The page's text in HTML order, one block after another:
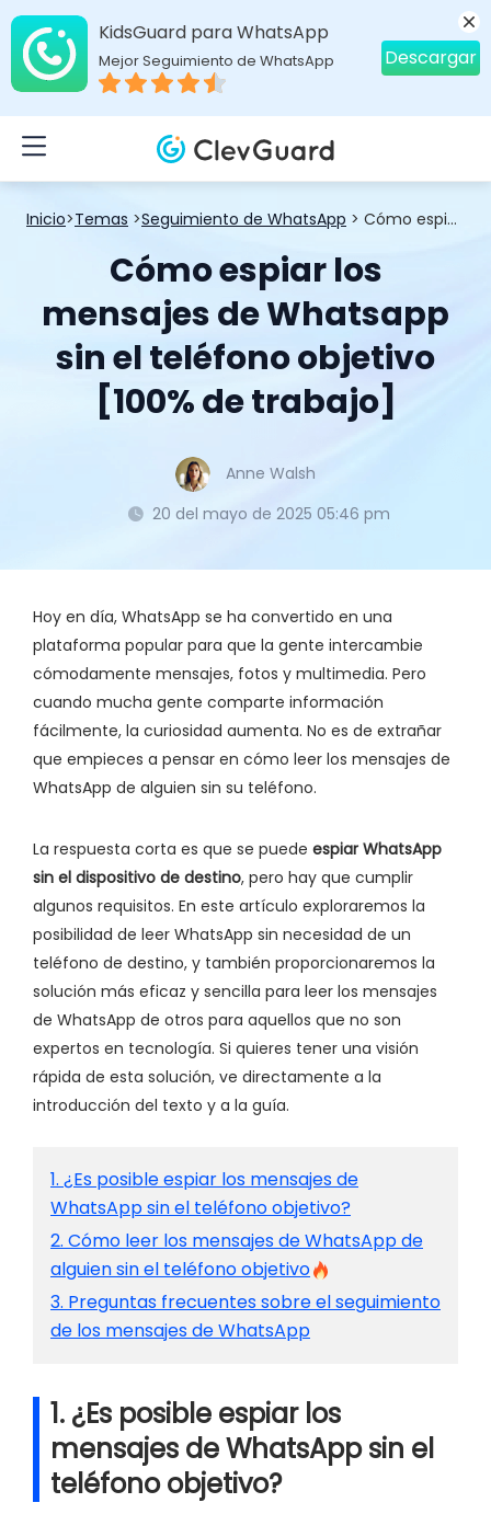
Inicio>Temas >Seguimiento de WhatsApp > Cómo espiar los mensajes de Whatsapp sin el teléfono objetivo [100% de trabajo]
Cómo espiar los
mensajes de Whatsapp
sin el teléfono objetivo
[100% de trabajo]
Anne Walsh
20 del mayo de 2025 05:46 pm
Hoy en día, WhatsApp se ha convertido en una
plataforma popular para que la gente intercambie
cómodamente mensajes, fotos y multimedia. Pero
cuando mucha gente comparte información
fácilmente, la curiosidad aumenta. No es de extrañar
que empieces a pensar en cómo leer los mensajes de
WhatsApp de alguien sin su teléfono.
La respuesta corta es que se puede espiar WhatsApp
sin el dispositivo de destino, pero hay que cumplir
algunos requisitos. En este artículo exploraremos la
posibilidad de leer WhatsApp sin necesidad de un
teléfono de destino, y también proporcionaremos la
solución más eficaz y sencilla para leer los mensajes
de WhatsApp de otros para aquellos que no son
expertos en tecnología. Si quieres tener una visión
rápida de esta solución, ve directamente a la
introducción del texto y a la guía.
1. ¿Es posible espiar los mensajes de
WhatsApp sin el teléfono objetivo?
2. Cómo leer los mensajes de WhatsApp de
alguien sin el teléfono objetivo
3. Preguntas frecuentes sobre el seguimiento
de los mensajes de WhatsApp
1. ¿Es posible espiar los
mensajes de WhatsApp sin el
teléfono objetivo?
KidsGuard para WhatsApp
Mejor Seguimiento de WhatsApp Descargar